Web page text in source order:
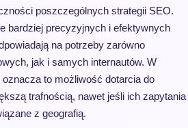
poszczególnych strategii SEO.
bardziej precyzyjnych i efektywnych
na potrzeby zarówno
jak i samych internautów. W
to możliwość dotarcia do
trafnością, nawet jeśli ich zapytania
z geografią.